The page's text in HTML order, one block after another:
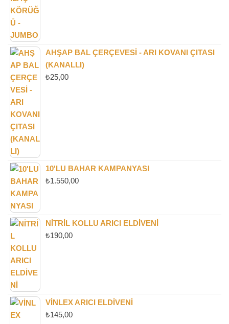
AHŞAP BAL ÇERÇEVESI - ARI KOVANI ÇITASI
(KANALLI)
₺25,00
10'LU BAHAR KAMPANYASI
₺1.550,00
NITRIL KOLLU ARICI ELDIVENI
₺190,00
VINLEX ARICI ELDIVENI
₺145,00